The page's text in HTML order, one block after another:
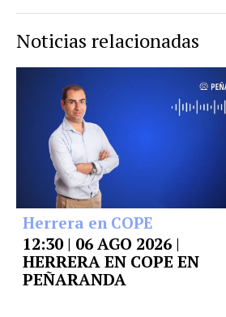
Noticias relacionadas
Herrera en COPE
12:30 | 06 AGO 2026 |
HERRERA EN COPE EN
PEÑARANDA